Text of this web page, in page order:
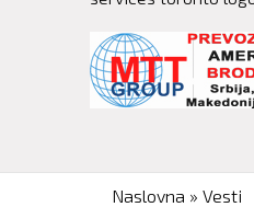
You are here
Naslovna » Vesti